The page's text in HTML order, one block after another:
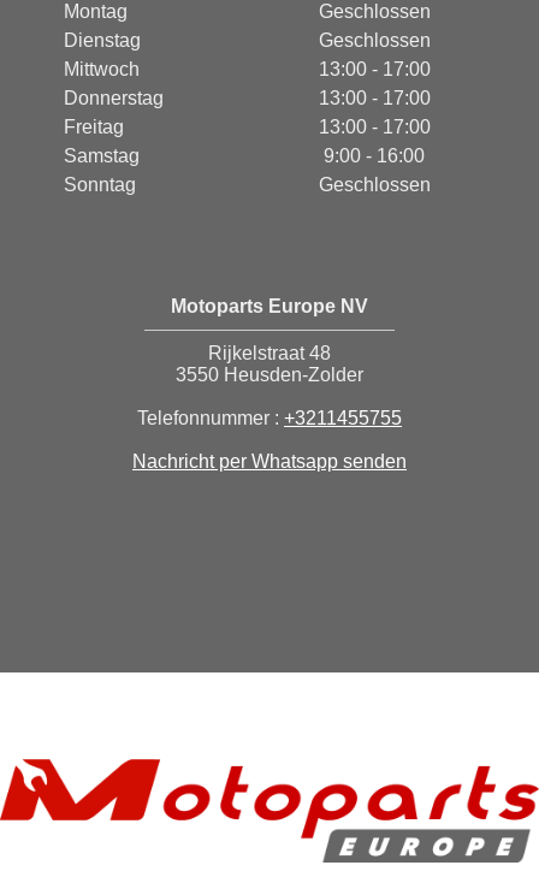
Montag
Geschlossen
Dienstag
Geschlossen
Mittwoch
13:00 - 17:00
Donnerstag
13:00 - 17:00
Freitag
13:00 - 17:00
Samstag
9:00 - 16:00
Sonntag
Geschlossen
Motoparts Europe NV
Rijkelstraat 48
3550 Heusden-Zolder
Telefonnummer : +3211455755
Nachricht per Whatsapp senden